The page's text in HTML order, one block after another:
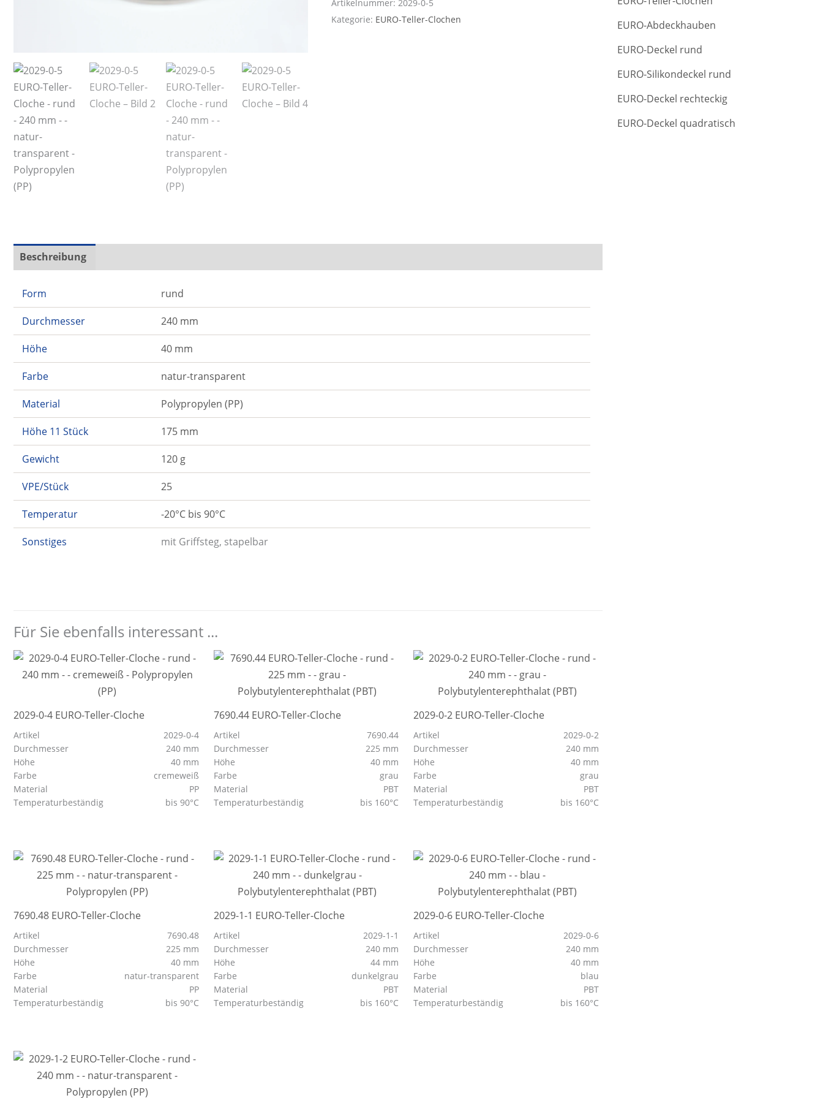
Artikelnummer: 2029-0-5
Kategorie: EURO-Teller-Clochen
Beschreibung
Form rund
Durchmesser 240 mm
Höhe 40 mm
Farbe natur-transparent
Material Polypropylen (PP)
Höhe 11 Stück 175 mm
Gewicht 120 g
VPE/Stück 25
Temperatur -20°C bis 90°C
Sonstiges mit Griffsteg, stapelbar
Für Sie ebenfalls interessant ...
2029-0-4 EURO-Teller-Cloche
Artikel
2029-0-4
Durchmesser
240 mm
Höhe
40 mm
Farbe
cremeweiß
Material
PP
Temperaturbeständig
bis 90°C
7690.44 EURO-Teller-Cloche
Artikel
7690.44
Durchmesser
225 mm
Höhe
40 mm
Farbe
grau
Material
PBT
Temperaturbeständig
bis 160°C
2029-0-2 EURO-Teller-Cloche
Artikel
2029-0-2
Durchmesser
240 mm
Höhe
40 mm
Farbe
grau
Material
PBT
Temperaturbeständig
bis 160°C
7690.48 EURO-Teller-Cloche
Artikel
7690.48
Durchmesser
225 mm
Höhe
40 mm
Farbe
natur-transparent
Material
PP
Temperaturbeständig
bis 90°C
2029-1-1 EURO-Teller-Cloche
Artikel
2029-1-1
Durchmesser
240 mm
Höhe
44 mm
Farbe
dunkelgrau
Material
PBT
Temperaturbeständig
bis 160°C
2029-0-6 EURO-Teller-Cloche
Artikel
2029-0-6
Durchmesser
240 mm
Höhe
40 mm
Farbe
blau
Material
PBT
Temperaturbeständig
bis 160°C
r
h
EURO-Abdeckhauben
EURO-Deckel rund
EURO-Silikondeckel rund
EURO-Deckel rechteckig
EURO-Deckel quadratisch